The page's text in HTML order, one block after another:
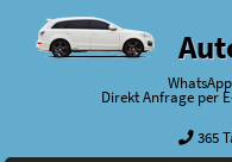
Direkt Anfrage per
365